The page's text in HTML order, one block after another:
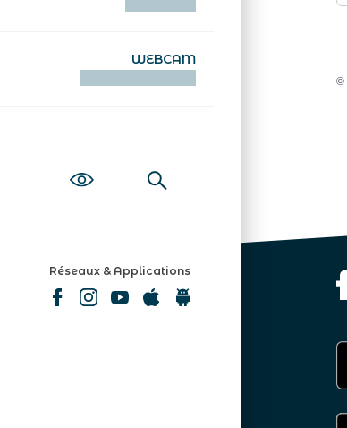
WEBCAM
Réseaux & Applications
©